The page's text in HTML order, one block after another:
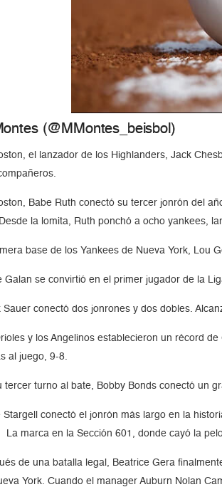
(@MMontes_beisbol)
el lanzador de los Highlanders, Jack
Babe Ruth conectó su tercer jonrón del
la lomita, Ruth ponchó a ocho yankees,
base de los Yankees de Nueva York, Lou
Galan se convirtió en el primer jugador de la
Sauer conectó dos jonrones y dos dobles.
y los Angelinos establecieron un récord
al juego, 9-8.
tercer turno al bate, Bobby Bonds conectó un
Stargell conectó el jonrón más largo en la
La marca en la Sección 601, donde cayó la
de una batalla legal, Beatrice Gera
York. Cuando el manager Auburn Nolan